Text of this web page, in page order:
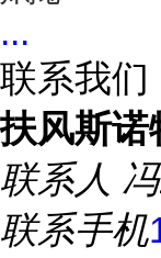
...
联系我们
扶风斯诺
联系人
联系手机